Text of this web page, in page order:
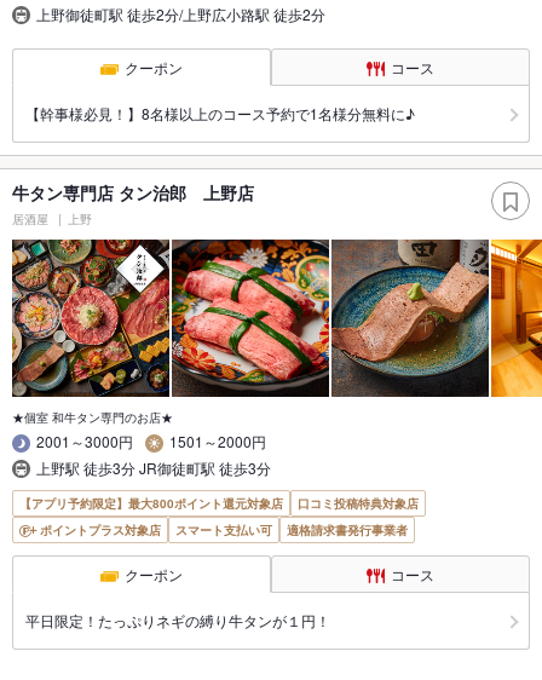
上野御徒町駅 徒歩2分/上野広小路駅 徒歩2分
クーポン コース
【幹事様必見！】8名様以上のコース予約で1名様分無料に♪
牛タン専門店 タン治郎 上野店
居酒屋 上野
★個室 和牛タン専門のお店★
2001～3000円
1501～2000円
上野駅 徒歩3分 JR御徒町駅 徒歩3分
【アプリ予約限定】最大800ポイント還元対象店
口コミ投稿特典対象店
ポイントプラス対象店
スマート支払い可 適格請求書発行事業者
クーポン コース
平日限定！たっぷりネギの縛り牛タンが１円！